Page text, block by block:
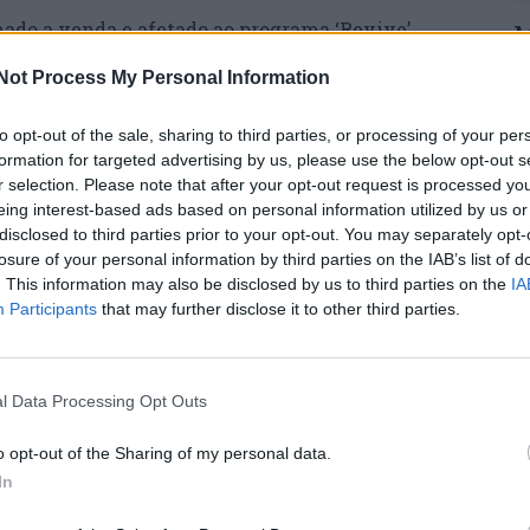
Process My Personal Information
opt-out of the sale, sharing to third parties, or processing of your
for targeted advertising by us, please use the below opt-out
selection. Please note that after your opt-out request is processed
interest-based ads based on personal information utilized by us
to third parties prior to your opt-out. You may separately
of your personal information by third parties on the IAB’s list of
This information may also be disclosed by us to third parties on the
Participants that may further disclose it to other third parties.
Data Processing Opt Outs
opt-out of the Sharing of my personal data.
a venda e afetado ao programa ‘Revive’,
interessados”.
de Portugal, e entregue para
Empresa Nacional de Turismo, SA., o
de 12 anos depois do seu encerramento, a
acrescenta a fonte.
atividade comercial em outubro de 2010 e, em
Portugal à Câmara Municipal da Guarda.
determinou a desafetação do imóvel do
‘Revive’, por o mercado não ter
recorrer a soluções alternativas”.
da República, a decisão era justificada pelo
alternativas que permitam estancar a
o respetivo aproveitamento económico, em